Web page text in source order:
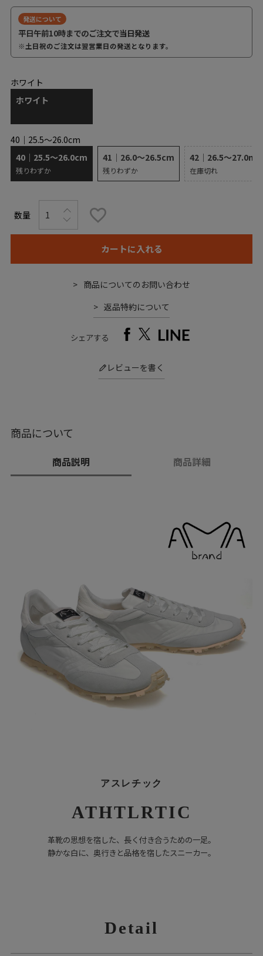
発送について
平日午前10時までのご注文で当日発送
※土日祝のご注文は翌営業日の発送となります。
40｜25.5～26.0cm
40｜25.5～26.0cm
残りわずか
41｜26.0～26.5cm
残りわずか
42｜26.5～27.0m
在庫切れ
ホワイト
ホワイト
カートに入れる
商品についてのお問い合わせ
返品特約について
シェアする
レビューを書く
商品について
商品説明 商品詳細
アスレチック
ATHTLRTIC
革靴の思想を宿した、長く付き合うための一足。
静かな白に、奥行きと品格を宿したスニーカー。
Detail